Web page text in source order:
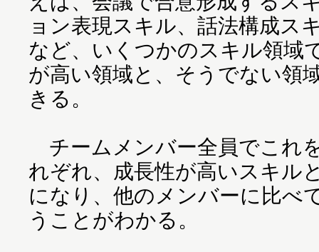
ョン表現スキル、話法構成ス
など、いくつかのスキル領域
が高い領域と、そうでない領
きる。
チームメンバー全員でこれ
れぞれ、成長性が高いスキル
になり、他のメンバーに比べ
うことがわかる。